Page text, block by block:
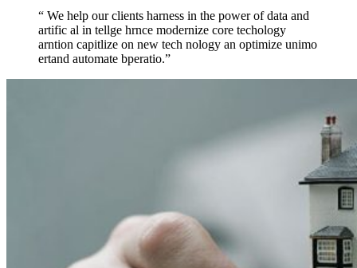
“ We help our clients harness in the power of data and
artific al in tellge hrnce modernize core techology
arntion capitlize on new tech nology an optimize unimo
ertand automate bperatio.”